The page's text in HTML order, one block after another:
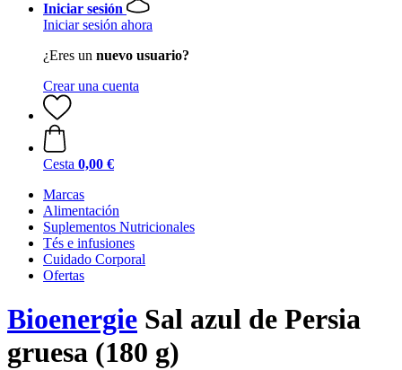
Iniciar sesión
Iniciar sesión ahora
¿Eres un nuevo usuario?
Crear una cuenta
Cesta 0,00 €
Marcas
Alimentación
Suplementos Nutricionales
Tés e infusiones
Cuidado Corporal
Ofertas
Bioenergie Sal azul de Persia
gruesa (180 g)